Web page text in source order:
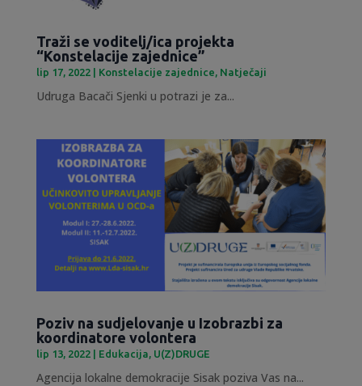
Traži se voditelj/ica projekta
“Konstelacije zajednice”
lip 17, 2022| Konstelacije zajednice, Natječaji
Udruga Bacači Sjenki u potrazi je za...
Poziv na sudjelovanje u Izobrazbi za
koordinatore volontera
lip 13, 2022| Edukacija U(Z)DRUGE
Agencija lokalne demokracije Sisak poziva Vas na...